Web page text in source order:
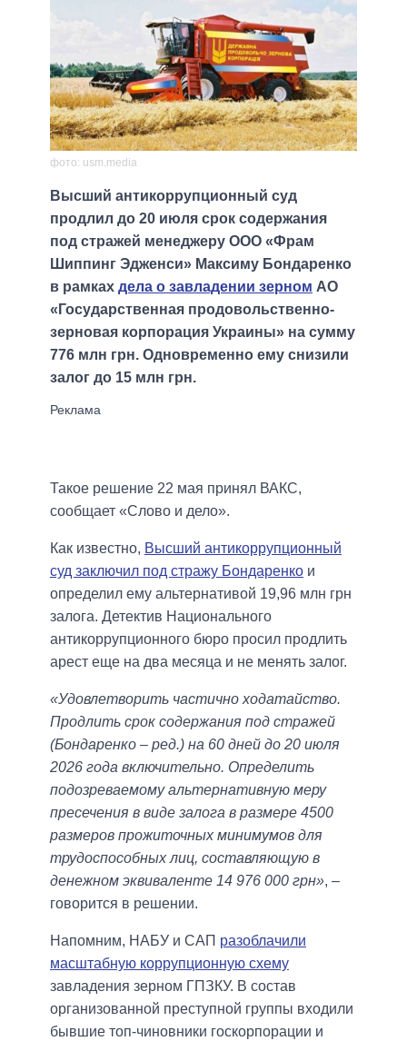
фото: usm.media
Высший антикоррупционный суд
продлил до 20 июля срок содержания
под стражей менеджеру ООО «Фрам
Шиппинг Эдженси» Максиму Бондаренко
в рамках дела о завладении зерном АО
«Государственная продовольственно-
зерновая корпорация Украины» на сумму
776 млн грн. Одновременно ему снизили
залог до 15 млн грн.
Такое решение 22 мая принял ВАКС,
сообщает «Слово и дело».
Как известно, Высший антикоррупционный
суд заключил под стражу Бондаренко и
определил ему альтернативой 19,96 млн грн
залога. Детектив Национального
антикоррупционного бюро просил продлить
арест еще на два месяца и не менять залог.
«Удовлетворить частично ходатайство.
Продлить срок содержания под стражей
(Бондаренко – ред.) на 60 дней до 20 июля
2026 года включительно. Определить
подозреваемому альтернативную меру
пресечения в виде залога в размере 4500
размеров прожиточных минимумов для
трудоспособных лиц, составляющую в
денежном эквиваленте 14 976 000 грн», –
говорится в решении.
Напомним, НАБУ и САП разоблачили
масштабную коррупционную схему
завладения зерном ГПЗКУ. В состав
организованной преступной группы входили
бывшие топ-чиновники госкорпорации и